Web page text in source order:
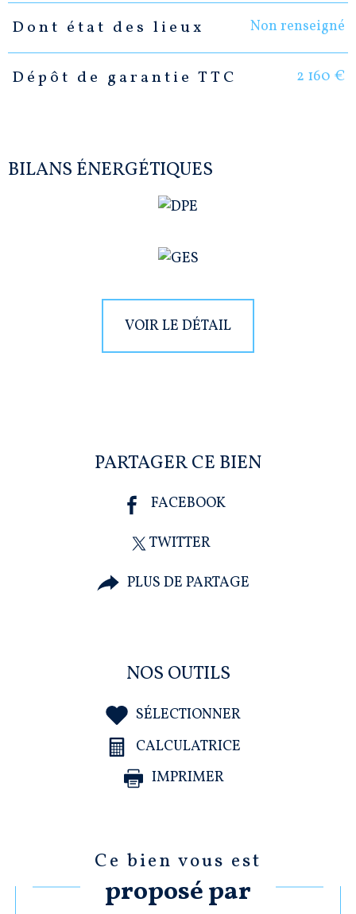
Dont état des lieux Non renseigné
Dépôt de garantie TTC 2 160 €
BILANS ÉNERGÉTIQUES
VOIR LE DÉTAIL
PARTAGER CE BIEN
FACEBOOK
TWITTER
PLUS DE PARTAGE
NOS OUTILS
SÉLECTIONNER
CALCULATRICE
IMPRIMER
Ce bien vous est
proposé par